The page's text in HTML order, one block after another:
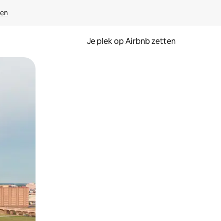
Je plek op Airbnb zetten
of swipen.